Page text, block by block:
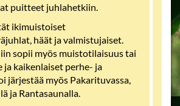
puitteet juhlahetkiin.
ikimuistoiset
häät ja valmistujaiset.
sopii myös muistotilaisuus tai
ja kaikenlaiset perhe- ja
järjestää myös Pakarituvassa,
ja Rantasaunalla.